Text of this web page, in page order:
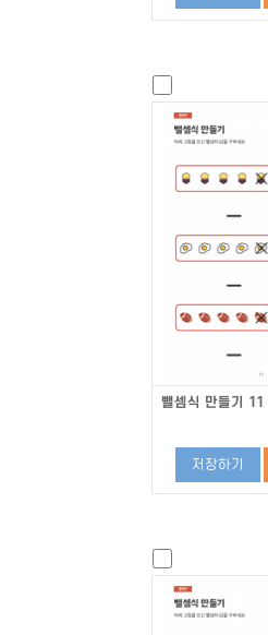
뺄셈식 만들기 11
저장하기